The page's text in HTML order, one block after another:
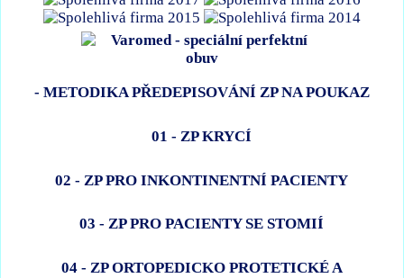
- METODIKA PŘEDEPISOVÁNÍ ZP NA POUKAZ
01 - ZP KRYCÍ
02 - ZP PRO INKONTINENTNÍ PACIENTY
03 - ZP PRO PACIENTY SE STOMIÍ
04 - ZP ORTOPEDICKO PROTETICKÉ A